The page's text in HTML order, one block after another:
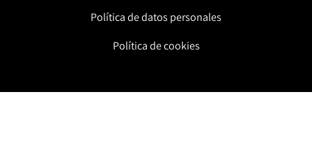
Política de datos personales
Política de cookies